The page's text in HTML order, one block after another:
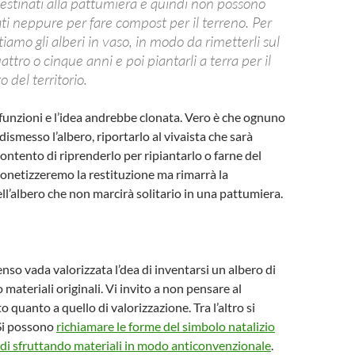
neppure per fare compost per il terreno. Per
gli alberi in vaso, in modo da rimetterli sul
o cinque anni e poi piantarli a terra per il
del territorio.
e l’idea andrebbe clonata. Vero è che ognuno
l’albero, riportarlo al vivaista che sarà
di riprenderlo per ripiantarlo o farne del
la restituzione ma rimarrà la
che non marcirà solitario in una pattumiera.
vada valorizzata l’dea di inventarsi un albero di
materiali originali. Vi invito a non pensare al
quanto a quello di valorizzazione. Tra l’altro si
possono richiamare le forme del simbolo natalizio
sfruttando materiali in modo anticonvenzionale